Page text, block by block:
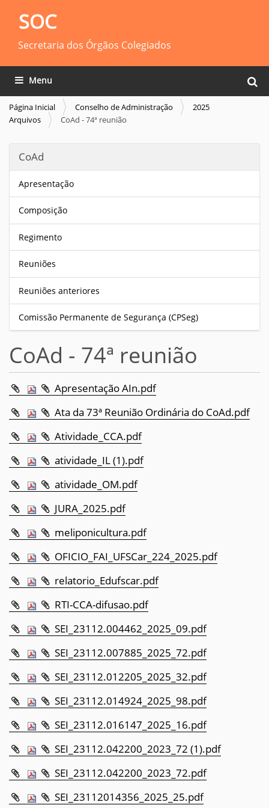
SOC
Secretaria dos Órgãos Colegiados
Busca
Toggle navigation
Página Inicial Conselho de Administração
2025
Arquivos
CoAd - 74ª reunião
CoAd
Apresentação
Composição
Regimento
Reuniões
Reuniões anteriores
Comissão Permanente de Segurança (CPSeg)
CoAd - 74ª reunião
Apresentação AIn.pdf
Ata da 73ª Reunião Ordinária do CoAd.pdf
Atividade_CCA.pdf
atividade_IL (1).pdf
atividade_OM.pdf
JURA_2025.pdf
meliponicultura.pdf
OFICIO_FAI_UFSCar_224_2025.pdf
relatorio_Edufscar.pdf
RTI-CCA-difusao.pdf
SEI_23112.004462_2025_09.pdf
SEI_23112.007885_2025_72.pdf
SEI_23112.012205_2025_32.pdf
SEI_23112.014924_2025_98.pdf
SEI_23112.016147_2025_16.pdf
SEI_23112.042200_2023_72 (1).pdf
SEI_23112.042200_2023_72.pdf
SEI_23112014356_2025_25.pdf